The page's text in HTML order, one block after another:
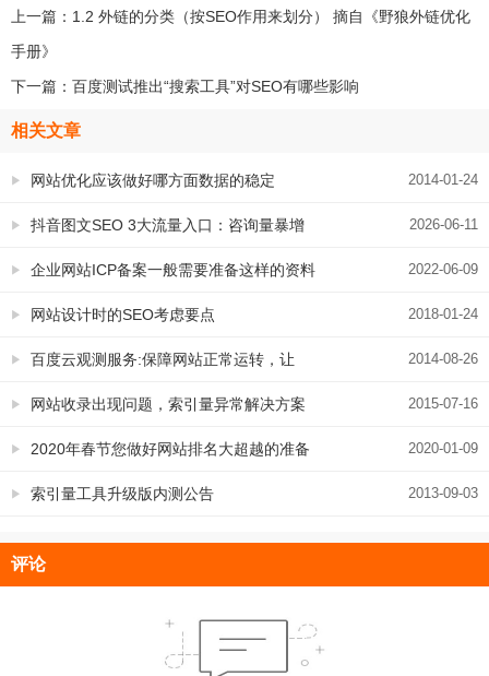
上一篇： 1.2 外链的分类（按SEO作用来划分） 摘自《野狼外链优化
手册》
下一篇： 百度测试推出“搜索工具”对SEO有哪些影响
相关文章
2014-01-24
网站优化应该做好哪方面数据的稳定
2026-06-11
抖音图文SEO 3大流量入口：咨询量暴增
的秘密 2022-06-09
企业网站ICP备案一般需要准备这样的资料
（全国各省市通用） 2018-01-24
网站设计时的SEO考虑要点
2014-08-26
百度云观测服务:保障网站正常运转，让
SEO更容易 2015-07-16
网站收录出现问题，索引量异常解决方案
2020-01-09
2020年春节您做好网站排名大超越的准备
了吗？ 2013-09-03
索引量工具升级版内测公告
评论